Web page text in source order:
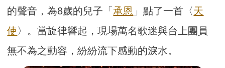
的聲音，為8歲的兒子「 承恩 」點了一首〈天
使〉。當旋律響起，現場萬名歌迷與台上團員
無不為之動容，紛紛流下感動的淚水。